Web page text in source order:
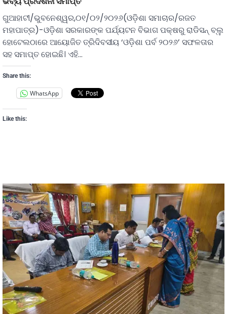
ଗୁଆହାଟୀ/ଭୁବନେଶ୍ୱର,୦୧/୦୨/୨୦୨୬(ଓଡ଼ିଶା ସମାଚାର/ରଜତ
ମହାପାତ୍ର)-ଓଡ଼ିଶା ସରକାରଙ୍କ ପର୍ଯ୍ୟଟନ ବିଭାଗ ପକ୍ଷରୁ ରାଡିସନ୍ ବ୍ଲୁ
ହୋଟେଲଠାରେ ଆୟୋଜିତ ତ୍ରିଦିବସୀୟ ‘ଓଡ଼ିଶା ପର୍ବ ୨୦୨୬’ ସଫଳତାର
ସହ ସମାପ୍ତ ହୋଇଛି। ଏହି…
Share this:
WhatsApp
Like this: